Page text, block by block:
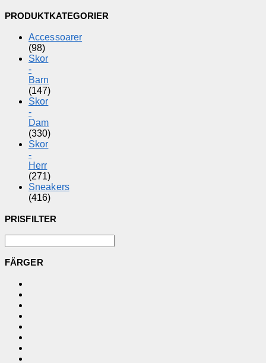
PRODUKTKATEGORIER
Accessoarer
(98)
Skor
-
Barn
(147)
Skor
-
Dam
(330)
Skor
-
Herr
(271)
Sneakers
(416)
PRISFILTER
FÄRGER